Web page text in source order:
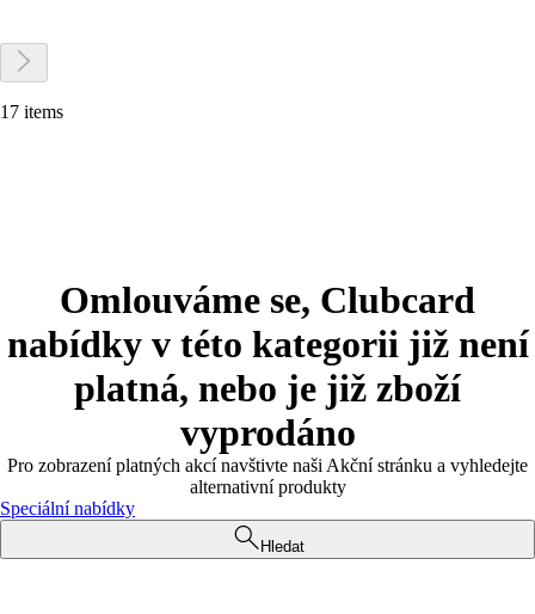
17 items
Omlouváme se, Clubcard
nabídky v této kategorii již není
platná, nebo je již zboží
vyprodáno
Pro zobrazení platných akcí navštivte naši Akční stránku a vyhledejte
alternativní produkty
Speciální nabídky
Hledat